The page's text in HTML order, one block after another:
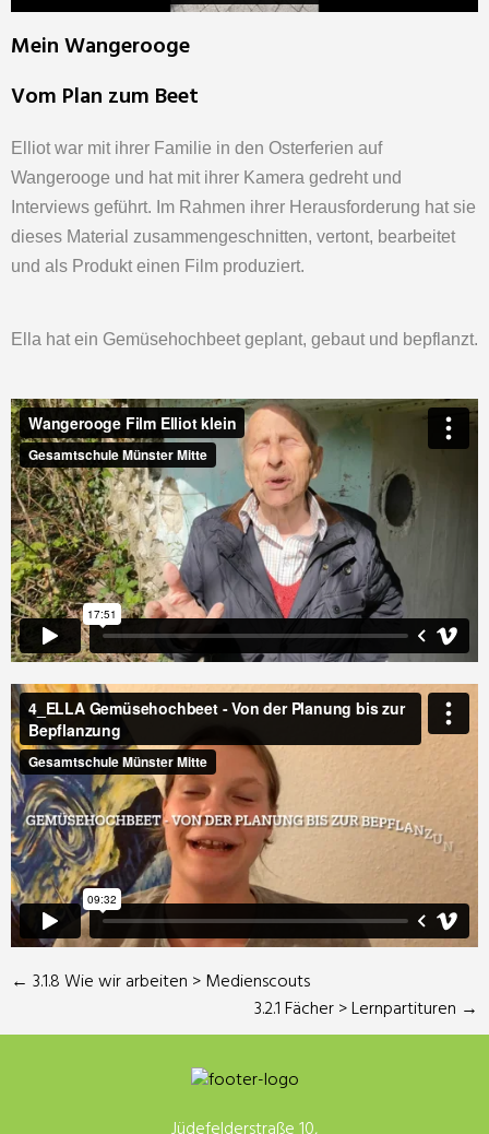
Mein Wangerooge
Vom Plan zum Beet
Elliot war mit ihrer Familie in den Osterferien auf
Wangerooge und hat mit ihrer Kamera gedreht und
Interviews geführt. Im Rahmen ihrer Herausforderung hat sie
dieses Material zusammengeschnitten, vertont, bearbeitet
und als Produkt einen Film produziert.
Ella hat ein Gemüsehochbeet geplant, gebaut und bepflanzt.
← 3.1.8 Wie wir arbeiten > Medienscouts
3.2.1 Fächer > Lernpartituren →